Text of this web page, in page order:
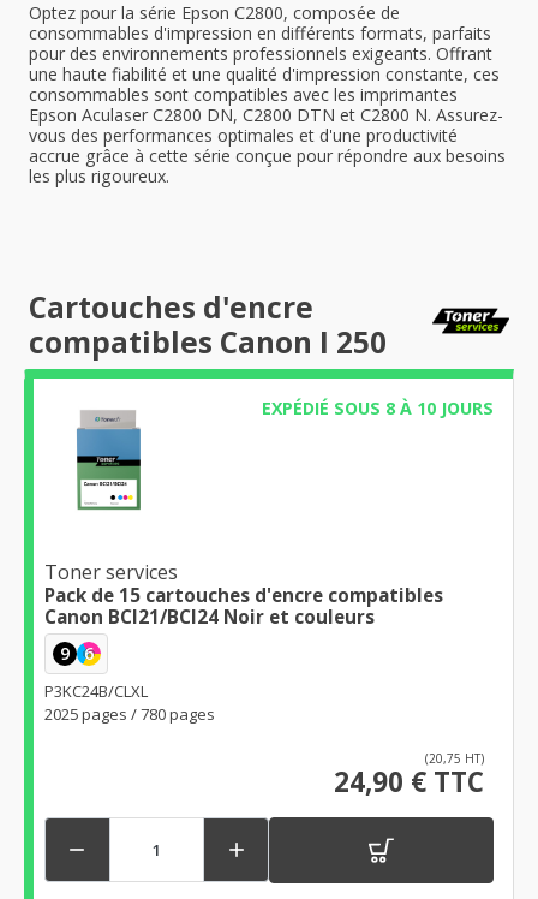
Optez pour la série Epson C2800, composée de
consommables d'impression en différents formats, parfaits
pour des environnements professionnels exigeants. Offrant
une haute fiabilité et une qualité d'impression constante, ces
consommables sont compatibles avec les imprimantes
Epson Aculaser C2800 DN, C2800 DTN et C2800 N. Assurez-
vous des performances optimales et d'une productivité
accrue grâce à cette série conçue pour répondre aux besoins
les plus rigoureux.
Cartouches d'encre
compatibles Canon I 250
EXPÉDIÉ SOUS 8 À 10 JOURS
Toner services
Pack de 15 cartouches d'encre compatibles
Canon BCI21/BCI24 Noir et couleurs
9 6
P3KC24B/CLXL
2025 pages / 780 pages
(20,75 HT)
24,90 € TTC
 